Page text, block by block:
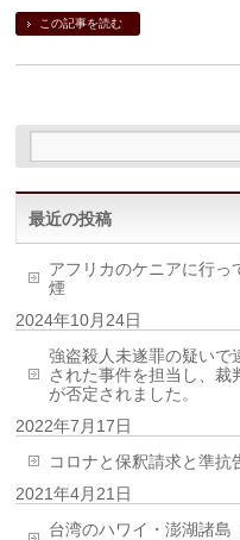
この記事を読む
最近の投稿
アフリカのケニアに行っ
煙
2024年10月24日
強盗殺人未遂罪の疑いで
された事件を担当し、裁
が否定されました。
2022年7月17日
コロナと保釈請求と準抗
2021年4月21日
台湾のハワイ・澎湖諸島